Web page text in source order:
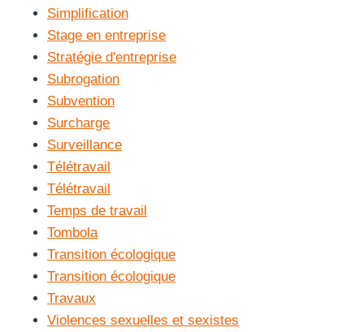
Simplification
Stage en entreprise
Stratégie d'entreprise
Subrogation
Subvention
Surcharge
Surveillance
Télétravail
Télétravail
Temps de travail
Tombola
Transition écologique
Transition écologique
Travaux
Violences sexuelles et sexistes